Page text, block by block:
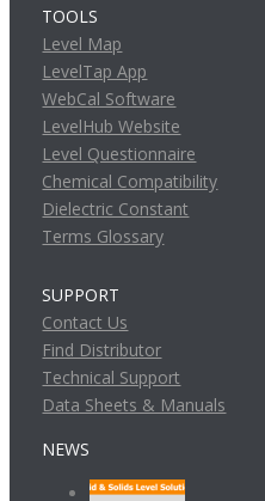
TOOLS
Level Map
LevelTap App
WebCal Software
LevelHub Website
Level Questionnaire
Chemical Compatibility
Dielectric Constant
Terms Glossary
SUPPORT
Contact Us
Find Distributor
Technical Support
Data Sheets & Manuals
NEWS